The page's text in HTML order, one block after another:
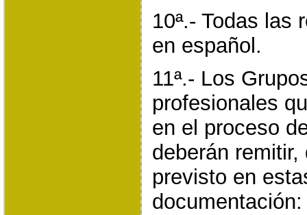
10ª.- Todas las
en español.
11ª.- Los
profesionales
en el proceso
deberán
previsto en
documentación: